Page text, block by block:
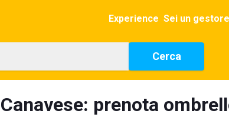
Experience Sei un
Cerca
prenota